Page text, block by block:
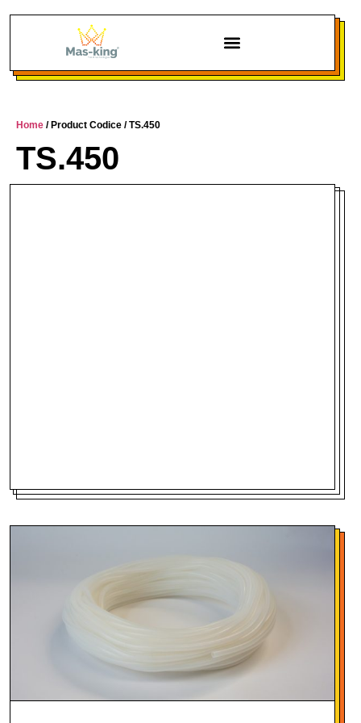
Home / Product Codice / TS.450
TS.450